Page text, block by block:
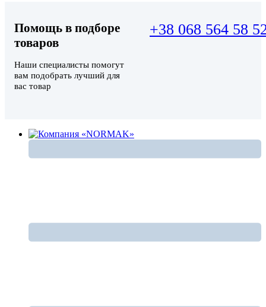
Помощь в подборе
товаров
Наши специалисты помогут
вам подобрать лучший для
вас товар
+38 068 564 58